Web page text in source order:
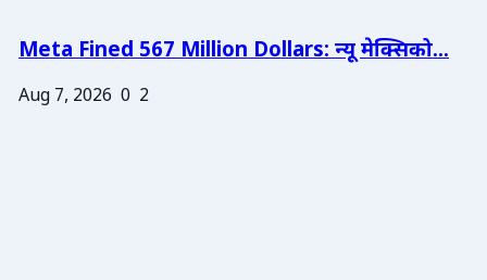
Meta Fined 567 Million Dollars: न्यू मेक्सिको...
Aug 7, 2026 0 2